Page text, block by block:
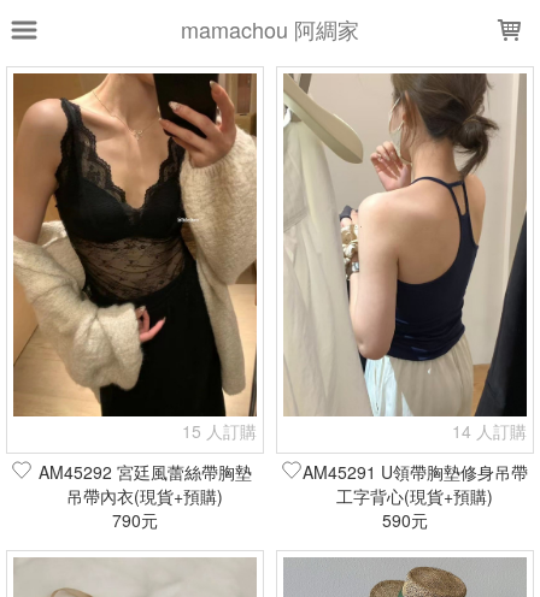
mamachou 阿綢家
上架時間 銷售件數 銷售價格
樣式尺寸篩選
全部樣式 黑 白
米白
奶白
杏 香檳
香檳白
粉
全部尺寸 S M
F+
現貨商品
篩選
15 人訂購
AM45292 宮廷風蕾絲帶胸墊
吊帶內衣(現貨+預購)
790元
14 人訂購
AM45291 U領帶胸墊修身吊帶
工字背心(現貨+預購)
590元